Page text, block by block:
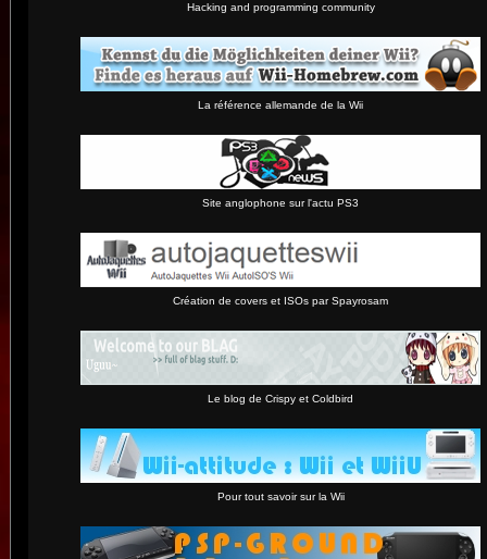
Hacking and programming community
La référence allemande de la Wii
Site anglophone sur l'actu PS3
Création de covers et ISOs par Spayrosam
Le blog de Crispy et Coldbird
Pour tout savoir sur la Wii